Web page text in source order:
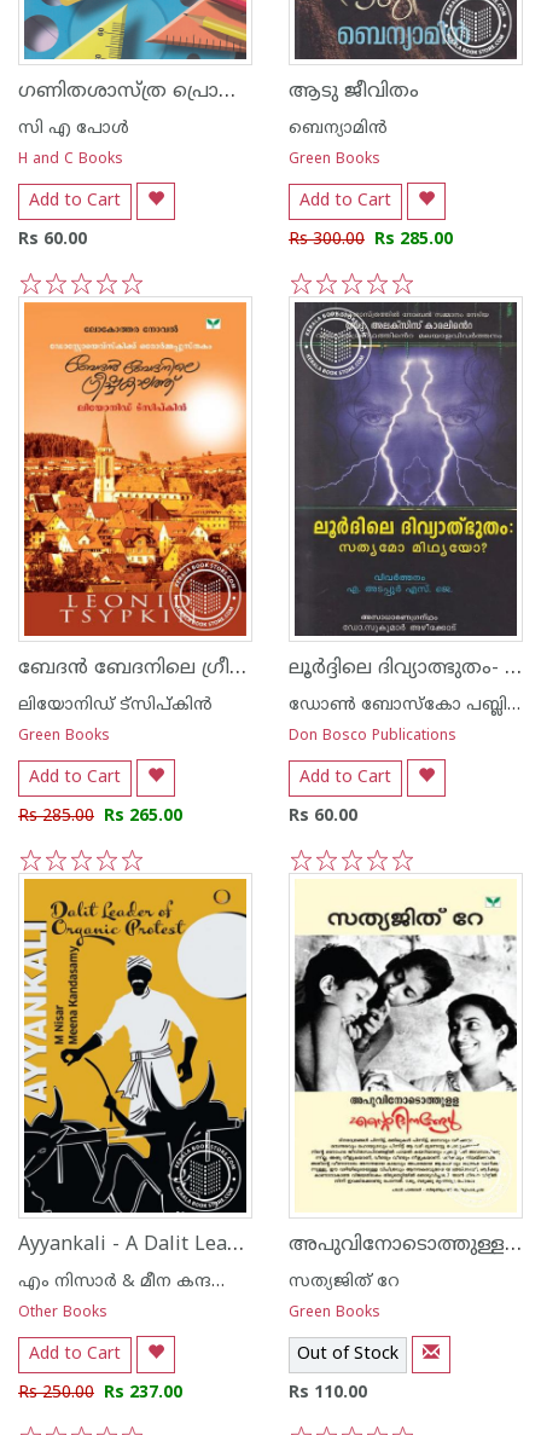
ഗണിതശാസ്ത്ര പ്രൊജക്ടുകള്‍
സി എ പോള്‍
H and C Books
Add to Cart
Rs 60.00
5
4
3
2
1
ആടു ജീവിതം
ബെന്യാമിന്‍
Green Books
Add to Cart
Rs 300.00 Rs 285.00
5
4
3
2
1
ബേദ‌ന്‍ ബേദനിലെ ഗ്രീഷ്മകാലത്ത്
ലിയോനിഡ് ട്സിപ്കിന്‍
Green Books
Add to Cart
Rs 285.00 Rs 265.00
5
4
3
2
1
ലൂര്‍ദ്ദിലെ ദിവ്യാത്ഭുതം- സത്യമോ മിഥ്യയോ
ഡോണ്‍ ബോസ്കോ പബ്ലിക്കേഷന്‍സ്
Don Bosco Publications
Add to Cart
Rs 60.00
5
4
3
2
1
Ayyankali - A Dalit Leader of Organic Protest
എം നിസാര്‍ & മീന കന്ദസ്വാമി
Other Books
Add to Cart
Rs 250.00 Rs 237.00
അപുവിനോടൊത്തുള്ള എന്റെ ദിനങ്ങള്‍
സത്യജിത് റേ
Green Books
Out of Stock
Rs 110.00